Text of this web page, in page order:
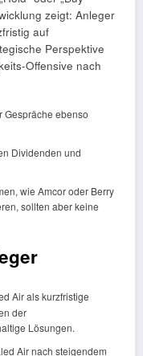
zeigt: Anleger
auf
Perspektive
Offensive nach
Gespräche ebenso
Dividenden und
wie Amcor oder Berry
sollten aber keine
Air als kurzfristige
der
Lösungen.
Air nach steigendem